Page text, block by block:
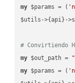
my $params = (
$utils->{api}-
# Convirtiendo
my $out_path =
my $params = (